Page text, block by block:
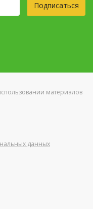
Подписаться
материалов
данных